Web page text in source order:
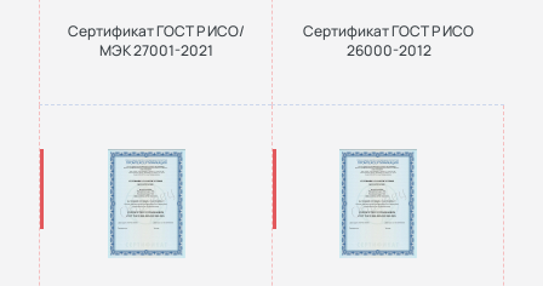
Сертификат ГОСТ Р ИСО/
МЭК 27001-2021
Сертификат ГОСТ Р ИСО
26000-2012